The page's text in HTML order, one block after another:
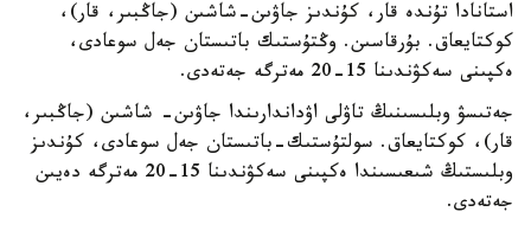
استانادا تۇندە قار، كۇندىز جاۋىن-شاشىن (جاڭبىر، قار)،
كوكتايعاق. بۇرقاسىن. وڭتۇستىك باتىستان جەل سوعادى،
ەكپىنى سەكۋندىنا 15-20 مەترگە جەتەدى.
جەتىسۋ وبلىسىنىڭ تاۋلى اۋداندارىندا جاۋىن- شاشىن (جاڭبىر،
قار)، كوكتايعاق. سولتۇستىك-باتىستان جەل سوعادى، كۇندىز
وبلىستىڭ شىعىسىندا ەكپىنى سەكۋندىنا 15-20 مەترگە دەيىن
جەتەدى.